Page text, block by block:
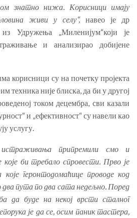
знатно нижа. Корисници имају
живи у селу“, навео је др
Удружења „Миленијум“који је
и анализирао добијене
корисници су на почетку пројекта
техника није блиска, да би у другој
током децембра, сви казали
и „ефективност“ су навели као
услугу.
припремили смо и
које би требало спровести. Прво је
које геронтодомаћице проводе код
пута по два сата недељно. Поред
да буде на некој врсти сталног
је да се, осим паник тастера,